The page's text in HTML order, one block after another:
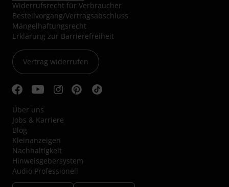
Widerrufsrecht für Verbraucher
Bestellvorgang/Vertragsabschluss
Mängelhaftungsrecht
Erklärung zur Barrierefreiheit
Vertrag widerrufen
Über uns
Jobs & Karriere
Blog
Kleinanzeigen
Nachhaltigkeit
Hinweisgebersystem
Audio Professionell